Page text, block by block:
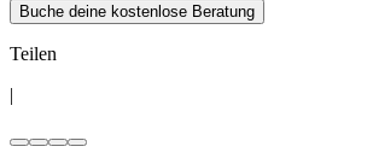
Buche deine kostenlose Beratung
Teilen
|